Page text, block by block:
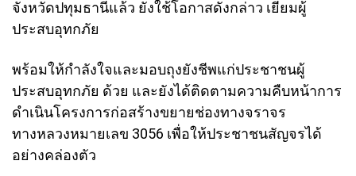
จังหวัดปทุมธานีแล้ว ยังใช้โอกาสดังกล่าว เยี่ยมผู้
ประสบอุทกภัย
พร้อมให้กำลังใจและมอบถุงยังชีพแก่ประชาชนผู้
ประสบอุทกภัย ด้วย และยังได้ติดตามความคืบหน้าการ
ดำเนินโครงการก่อสร้างขยายช่องทางจราจร
ทางหลวงหมายเลข 3056 เพื่อให้ประชาชนสัญจรได้
อย่างคล่องตัว